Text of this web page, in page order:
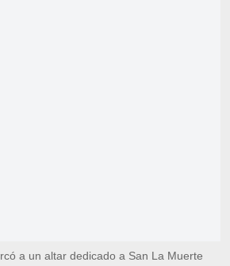
a un altar dedicado a San La Muerte